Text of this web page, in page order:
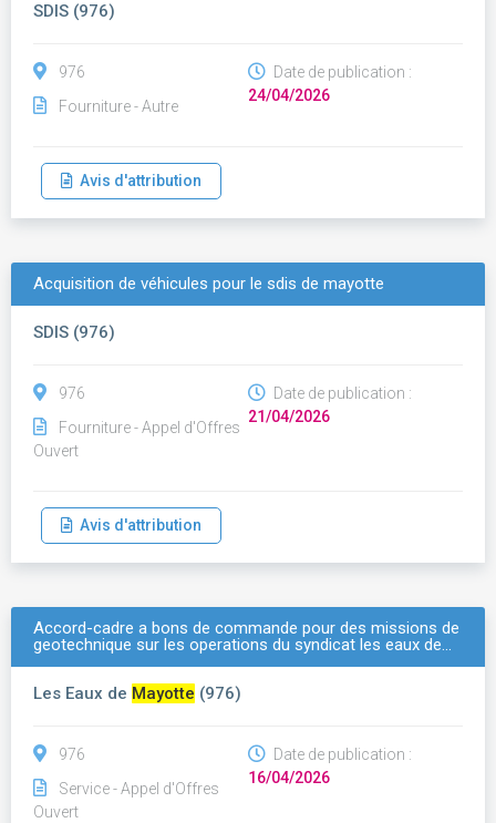
SDIS (976)
976
Fourniture - Autre
Date de publication :
24/04/2026
Avis d'attribution
Acquisition de véhicules pour le sdis de mayotte
SDIS (976)
976
Fourniture - Appel d'Offres
Ouvert
Date de publication :
21/04/2026
Avis d'attribution
Accord-cadre a bons de commande pour des missions de
geotechnique sur les operations du syndicat les eaux de…
Les Eaux de Mayotte (976)
976
Service - Appel d'Offres
Ouvert
Date de publication :
16/04/2026